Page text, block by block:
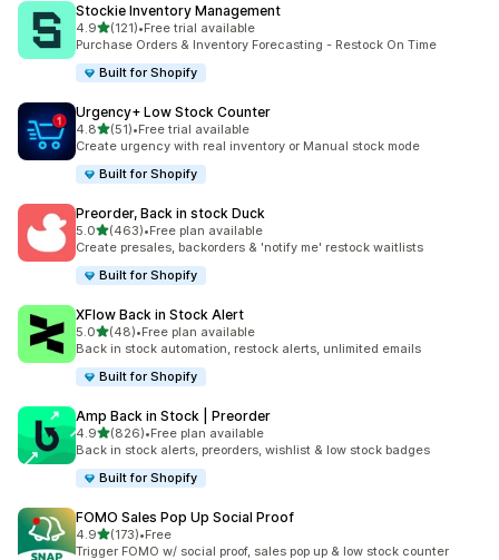
Stockie Inventory Management
4.9별 5개 중
(121)
총 리뷰 121개
•Free trial available
Purchase Orders & Inventory Forecasting - Restock On Time
Built for Shopify
Urgency+ Low Stock Counter
4.8별 5개 중
(51)
총 리뷰 51개
•Free trial available
Create urgency with real inventory or Manual stock mode
Built for Shopify
Preorder, Back in stock Duck
5.0별 5개 중
(463)
총 리뷰 463개
•Free plan available
Create presales, backorders & 'notify me' restock waitlists
Built for Shopify
XFlow Back in Stock Alert
5.0별 5개 중
(48)
총 리뷰 48개
•Free plan available
Back in stock automation, restock alerts, unlimited emails
Built for Shopify
Amp Back in Stock | Preorder
4.9별 5개 중
(826)
총 리뷰 826개
•Free plan available
Back in stock alerts, preorders, wishlist & low stock badges
Built for Shopify
FOMO Sales Pop Up Social Proof
4.9별 5개 중
(173)
총 리뷰 173개
•Free
Trigger FOMO w/ social proof, sales pop up & low stock counter